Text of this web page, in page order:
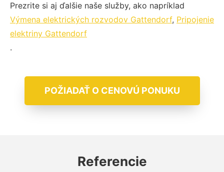
Prezrite si aj ďalšie naše služby, ako napríklad
Výmena elektrických rozvodov Gattendorf, Pripojenie
elektriny Gattendorf
.
POŽIADAŤ O CENOVÚ PONUKU
Referencie